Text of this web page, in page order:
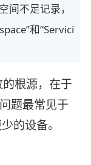
间不足记录，
和“Servici
根源，在于
题最常见于
的设备。